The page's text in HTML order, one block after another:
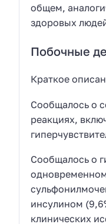
общем,
здоровых
Побочные
Краткое
Сообщалось о
реакциях,
Сообщалось о
инсулином
клинических